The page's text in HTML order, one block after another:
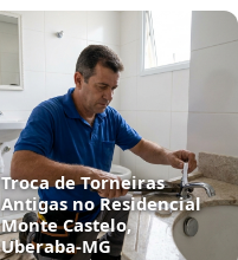
Troca de Torneiras
Antigas no Residencial
Monte Castelo,
Uberaba‑MG